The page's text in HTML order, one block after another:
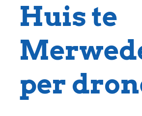
Huis te
per